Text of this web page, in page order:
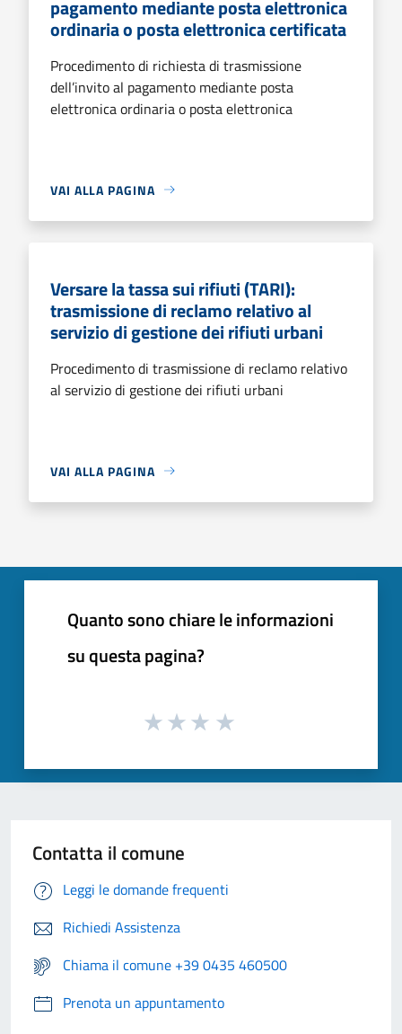
pagamento mediante posta elettronica
ordinaria o posta elettronica certificata
Procedimento di richiesta di trasmissione
dell’invito al pagamento mediante posta
elettronica ordinaria o posta elettronica
VAI ALLA PAGINA
Versare la tassa sui rifiuti (TARI):
trasmissione di reclamo relativo al
servizio di gestione dei rifiuti urbani
Procedimento di trasmissione di reclamo relativo
al servizio di gestione dei rifiuti urbani
VAI ALLA PAGINA
Quanto sono chiare le informazioni
su questa pagina?
Contatta il comune
Leggi le domande frequenti
Richiedi Assistenza
Chiama il comune +39 0435 460500
Prenota un appuntamento